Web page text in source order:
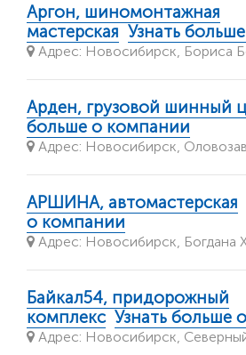
Аргон, шиномонтажная
мастерская Узнать
Адрес: Новосибирск, Бориса
Арден, грузовой шинный
больше о компании
Адрес: Новосибирск,
АРШИНА, автомастерская
о компании
Адрес: Новосибирск, Богдана
Байкал54, придорожный
комплекс Узнать больше
Адрес: Новосибирск,